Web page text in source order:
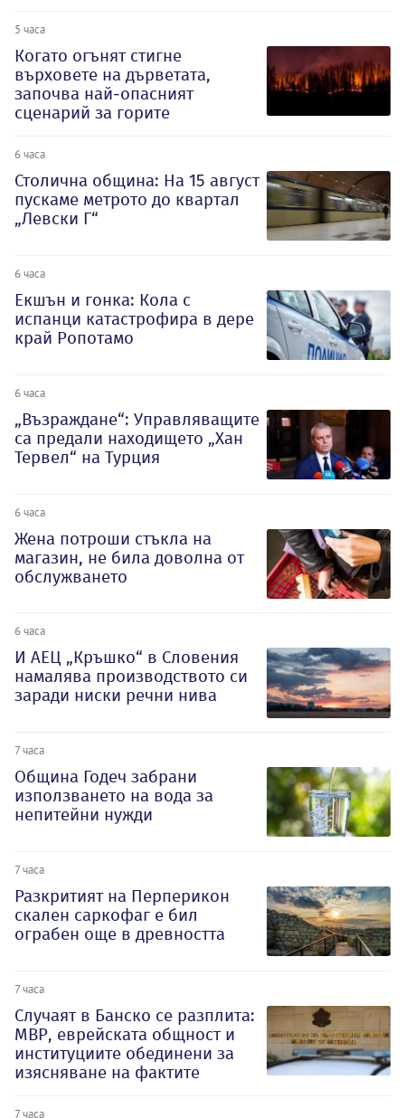
5 часа
Когато огънят стигне
върховете на дърветата,
започва най-опасният
сценарий за горите
6 часа
Столична община: На 15 август
пускаме метрото до квартал
„Левски Г“
6 часа
Екшън и гонка: Кола с
испанци катастрофира в дере
край Ропотамо
6 часа
„Възраждане“: Управляващите
са предали находището „Хан
Тервел“ на Турция
6 часа
Жена потроши стъкла на
магазин, не била доволна от
обслужването
6 часа
И АЕЦ „Кръшко“ в Словения
намалява производството си
заради ниски речни нива
7 часа
Община Годеч забрани
използването на вода за
непитейни нужди
7 часа
Разкритият на Перперикон
скален саркофаг е бил
ограбен още в древността
7 часа
Случаят в Банско се разплита:
МВР, еврейската общност и
институциите обединени за
изясняване на фактите
7 часа